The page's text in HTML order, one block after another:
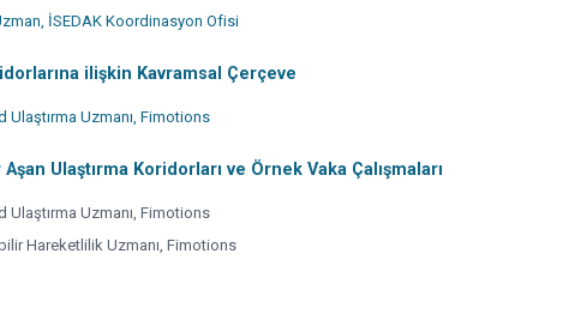
İSEDAK Koordinasyon Ofisi
ilişkin Kavramsal Çerçeve
Ulaştırma Uzmanı, Fimotions
Ulaştırma Koridorları ve Örnek Vaka Çalışmaları
Ulaştırma Uzmanı, Fimotions
Hareketlilik Uzmanı, Fimotions